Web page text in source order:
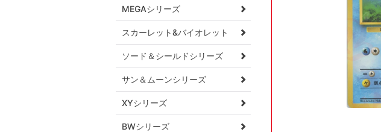
MEGAシリーズ
スカーレット&バイオレット
ソード＆シールドシリーズ
サン＆ムーンシリーズ
XYシリーズ
BWシリーズ